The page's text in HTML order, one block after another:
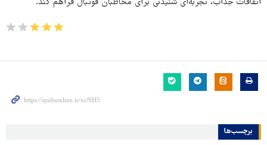
برچسب‌ها